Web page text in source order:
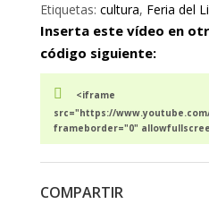
Etiquetas: cultura, Feria del
Inserta este vídeo en
código siguiente:
<iframe
src="https://
frameborder="0"
COMPARTIR